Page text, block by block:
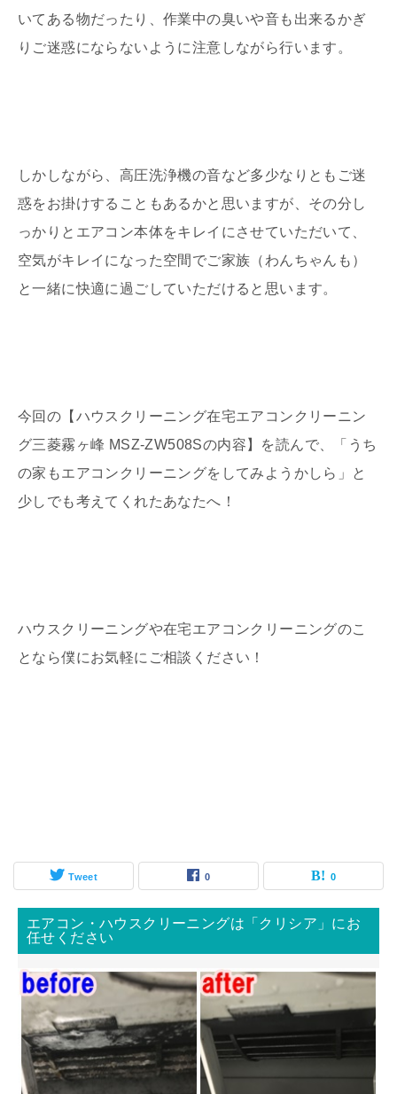
いてある物だったり、作業中の臭いや音も出来るかぎ
りご迷惑にならないように注意しながら行います。
しかしながら、高圧洗浄機の音など多少なりともご迷
惑をお掛けすることもあるかと思いますが、その分し
っかりとエアコン本体をキレイにさせていただいて、
空気がキレイになった空間でご家族（わんちゃんも）
と一緒に快適に過ごしていただけると思います。
今回の【ハウスクリーニング在宅エアコンクリーニン
グ三菱霧ヶ峰 MSZ-ZW508Sの内容】を読んで、「うち
の家もエアコンクリーニングをしてみようかしら」と
少しでも考えてくれたあなたへ！
ハウスクリーニングや在宅エアコンクリーニングのこ
となら僕にお気軽にご相談ください！
Tweet 0 0
エアコン・ハウスクリーニングは「クリシア」にお
任せください